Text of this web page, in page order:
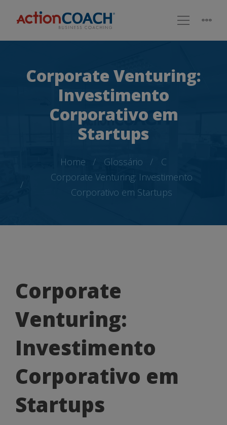
Corporate Venturing:
Investimento
Corporativo em
Startups
Home Glossário
C
Corporate Venturing: Investimento
Corporativo em Startups
Corporate
Venturing:
Investimento
Corporativo
em
Startups
Corporate
Venturing:
Investimento
Corporativo em
Startups